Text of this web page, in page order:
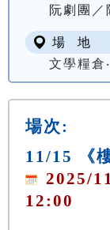
阮劇團／
場 地
文學糧倉
場次:
11/15 《
2025/
12:00